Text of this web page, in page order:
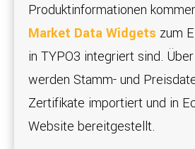
Produktinformationen
Market Data Widgets zum
in TYPO3 integriert sind.
werden Stamm- und
Zertifikate importiert und in
Website bereitgestellt.